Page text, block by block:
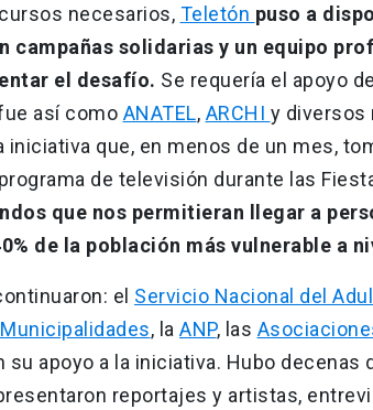
necesarios, Teletón puso a
campañas solidarias y un equipo
el desafío. Se requería el apoyo
así como ANATEL, ARCHI y diversos
iniciativa que, en menos de un mes,
de televisión durante las
que nos permitieran llegar a
de la población más vulnerable a
el Servicio Nacional del
, la ANP, las
su apoyo a la iniciativa. Hubo decenas
reportajes y artistas,